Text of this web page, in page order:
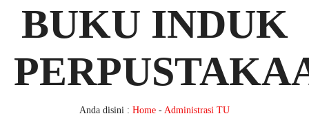
BUKU INDUK
Anda disini : Home - Administrasi TU